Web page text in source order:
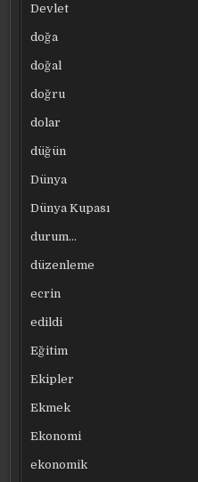
Devlet
doğa
doğal
doğru
dolar
düğün
Dünya
Dünya Kupası
durum…
düzenleme
ecrin
edildi
Eğitim
Ekipler
Ekmek
Ekonomi
ekonomik